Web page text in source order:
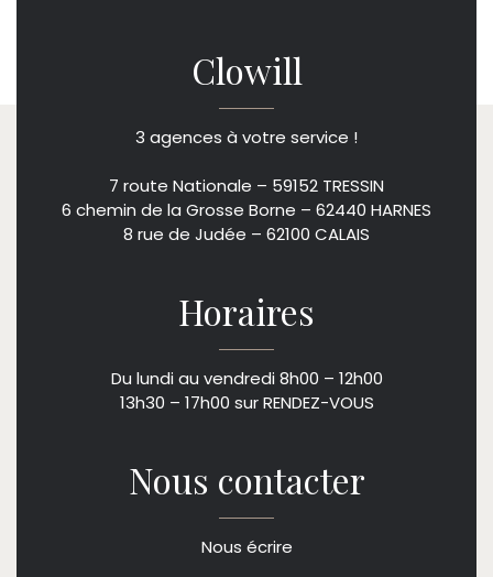
Clowill
3 agences à votre service !
7 route Nationale – 59152 TRESSIN
6 chemin de la Grosse Borne – 62440 HARNES
8 rue de Judée – 62100 CALAIS
Horaires
Du lundi au vendredi 8h00 – 12h00
13h30 – 17h00 sur RENDEZ-VOUS
Nous contacter
Nous écrire